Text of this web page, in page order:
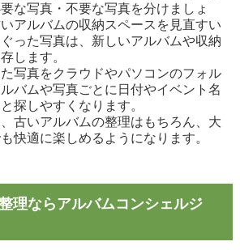
な写真・不要な写真を分けましょ
アルバムの収納スペースを見直すい
った写真は、新しいアルバムや収納
します。
写真をクラウドやパソコンのフォル
バムや写真ごとに日付やイベント名
探しやすくなります。
古いアルバムの整理はもちろん、大
快適に楽しめるようになります。
理ならアルバムコンシェルジ